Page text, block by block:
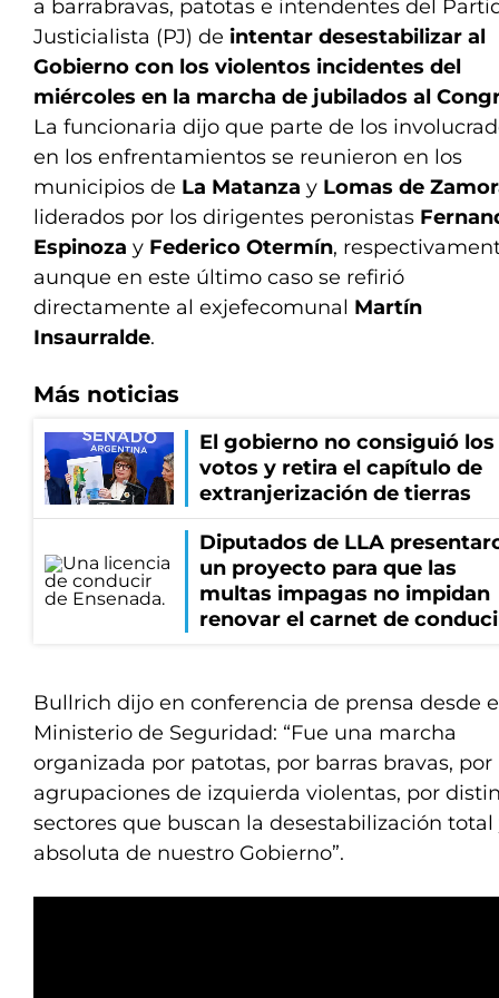
a barrabravas, patotas e intendentes del
Justicialista (PJ) de intentar desestabilizar al
Gobierno con los violentos incidentes del
miércoles en la marcha de jubilados al
La funcionaria dijo que parte de los
en los enfrentamientos se reunieron en los
municipios de La Matanza y Lomas de
liderados por los dirigentes peronistas
Espinoza y Federico Otermín,
aunque en este último caso se refirió
directamente al exjefecomunal Martín
Insaurralde.
Más noticias
El gobierno no consiguió los
votos y retira el capítulo de
extranjerización de tierras
Diputados de LLA
un proyecto para que las
multas impagas no impidan
renovar el carnet de
Bullrich dijo en conferencia de prensa desde
Ministerio de Seguridad: “Fue una marcha
organizada por patotas, por barras bravas, por
agrupaciones de izquierda violentas, por
sectores que buscan la desestabilización total
absoluta de nuestro Gobierno”.